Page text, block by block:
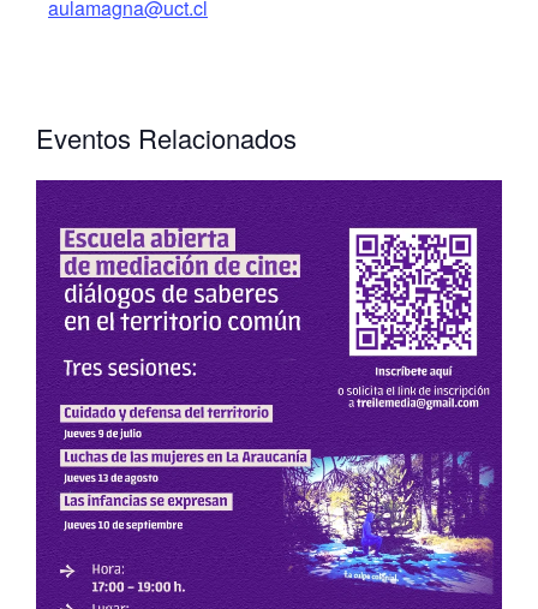
aulamagna@uct.cl
Eventos Relacionados